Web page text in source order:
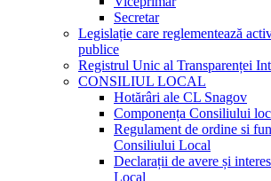
Secretar
Legislație care reglementează
publice
Registrul Unic al Transparenței
CONSILIUL LOCAL
Hotărâri ale CL Snagov
Componența Consiliului
Regulament de ordine si
Consiliului Local
Declarații de avere și
Local